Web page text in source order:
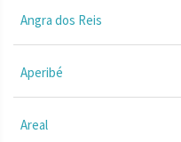
Angra dos Reis
Aperibé
Areal